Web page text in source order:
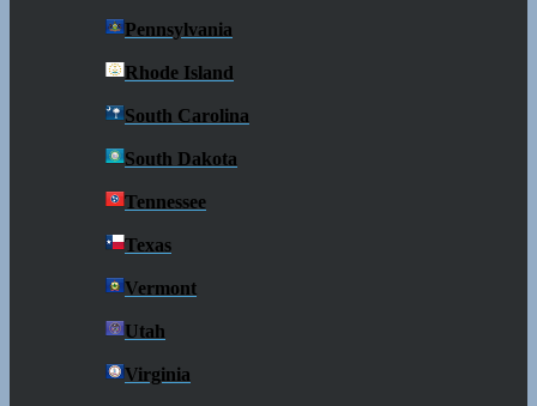
Pennsylvania
Rhode Island
South Carolina
South Dakota
Tennessee
Texas
Vermont
Utah
Virginia